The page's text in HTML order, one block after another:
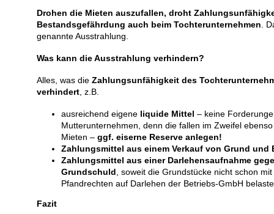
Drohen die Mieten auszufallen, droht
Bestandsgefährdung auch beim Tochterunternehmen .
genannte Ausstrahlung.
Was kann die Ausstrahlung verhindern?
Alles, was die Zahlungsunfähigkeit des
verhindert , z.B.
ausreichend eigene liquide Mittel – keine
Mutterunternehmen, denn die fallen im Zweifel
Mieten – ggf. eiserne Reserve anlegen!
Zahlungsmittel aus einem Verkauf von Grund und
Zahlungsmittel aus einer Darlehensaufnahme
Grundschuld , soweit die Grundstücke nicht schon mit
Pfandrechten auf Darlehen der Betriebs-GmbH
Fazit